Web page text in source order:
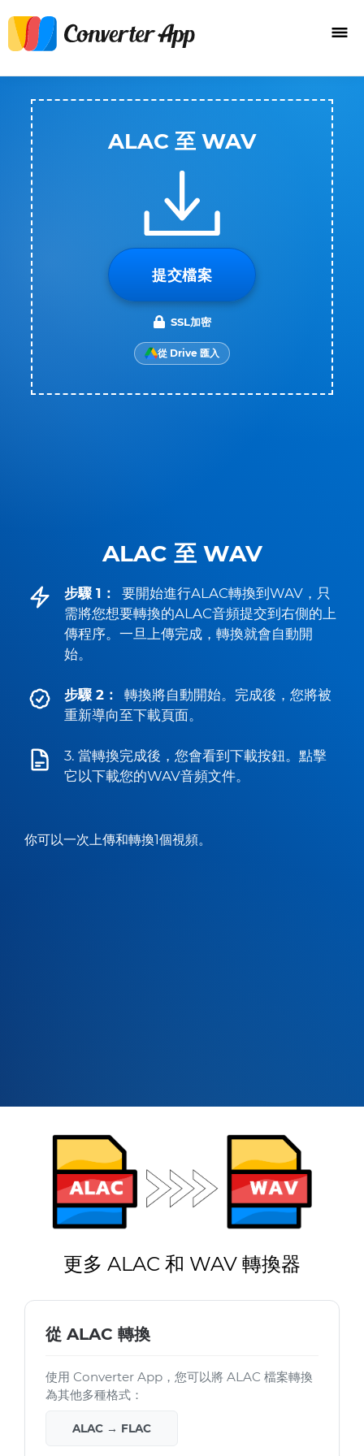
ALAC 至 WAV
步驟 1：
要開始進行ALAC轉換到WAV，只
需將您想要轉換的ALAC音頻提交到右側的上
傳程序。一旦上傳完成，轉換就會自動開
始。
步驟 2：
轉換將自動開始。完成後，您將被
重新導向至下載頁面。
3. 當轉換完成後，您會看到下載按鈕。點擊
它以下載您的WAV音頻文件。
你可以一次上傳和轉換1個視頻。
ALAC 至 WAV
提交檔案
SSL加密
從 Drive 匯入
更多 ALAC 和 WAV 轉換器
從 ALAC 轉換
使用 Converter App，您可以將 ALAC 檔案轉換
為其他多種格式：
ALAC → FLAC